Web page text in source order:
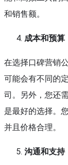
和销售额。
成本和预算
在选择口碑营销
可能会有不同的
司。另外，您还
是最好的选择。
并且价格合理。
沟通和支持